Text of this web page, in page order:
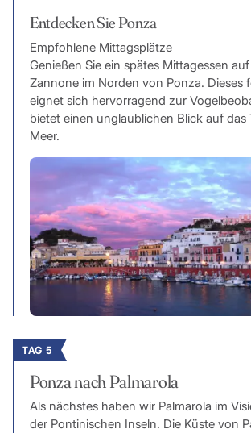
Entdecken Sie Ponza
Empfohlene Mittagsplätze
Genießen Sie ein spätes Mittagessen
Zannone im Norden von Ponza. Dieses
eignet sich hervorragend zur
bietet einen unglaublichen Blick auf das
Meer.
TAG 5
Ponza nach Palmarola
Als nächstes haben wir Palmarola im
der Pontinischen Inseln. Die Küste von